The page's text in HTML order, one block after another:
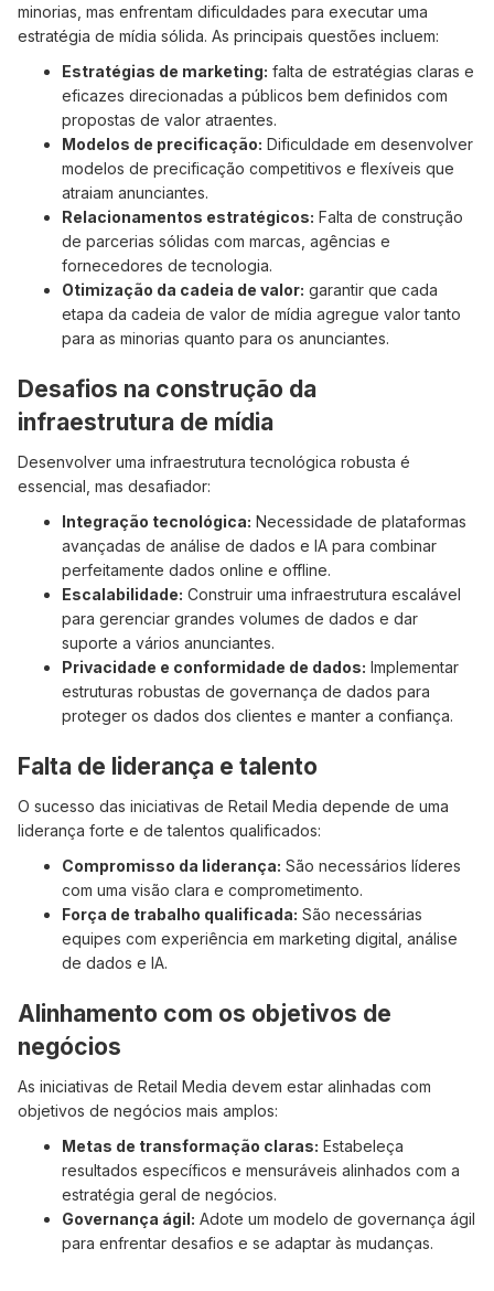
minorias, mas enfrentam dificuldades para executar uma
estratégia de mídia sólida. As principais questões incluem:
Estratégias de marketing: falta de estratégias claras e
eficazes direcionadas a públicos bem definidos com
propostas de valor atraentes.
Modelos de precificação: Dificuldade em desenvolver
modelos de precificação competitivos e flexíveis que
atraiam anunciantes.
Relacionamentos estratégicos: Falta de construção
de parcerias sólidas com marcas, agências e
fornecedores de tecnologia.
Otimização da cadeia de valor: garantir que cada
etapa da cadeia de valor de mídia agregue valor tanto
para as minorias quanto para os anunciantes.
Desafios na construção da
infraestrutura de mídia
Desenvolver uma infraestrutura tecnológica robusta é
essencial, mas desafiador:
Integração tecnológica: Necessidade de plataformas
avançadas de análise de dados e IA para combinar
perfeitamente dados online e offline.
Escalabilidade: Construir uma infraestrutura escalável
para gerenciar grandes volumes de dados e dar
suporte a vários anunciantes.
Privacidade e conformidade de dados: Implementar
estruturas robustas de governança de dados para
proteger os dados dos clientes e manter a confiança.
Falta de liderança e talento
O sucesso das iniciativas de Retail Media depende de uma
liderança forte e de talentos qualificados:
Compromisso da liderança: São necessários líderes
com uma visão clara e comprometimento.
Força de trabalho qualificada: São necessárias
equipes com experiência em marketing digital, análise
de dados e IA.
Alinhamento com os objetivos de
negócios
As iniciativas de Retail Media devem estar alinhadas com
objetivos de negócios mais amplos:
Metas de transformação claras: Estabeleça
resultados específicos e mensuráveis alinhados com a
estratégia geral de negócios.
Governança ágil: Adote um modelo de governança ágil
para enfrentar desafios e se adaptar às mudanças.